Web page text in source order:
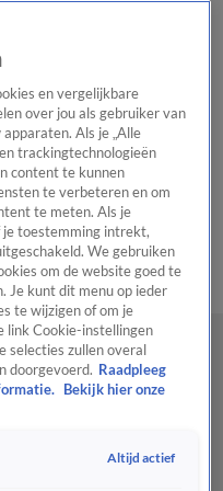
Het beste van Hart
Tip de
Tip de redactiePanelVideo's
en vergelijkbare
over jou als gebruiker van
Als je „Alle
trackingtechnologieën
content te kunnen
te verbeteren en om
te meten. Als je
je toestemming intrekt,
We gebruiken
om de website goed te
Je kunt dit menu op ieder
te wijzigen of om je
link Cookie-instellingen
selecties zullen overal
doorgevoerd. Raadpleeg
Bekijk hier onze
Altijd actief